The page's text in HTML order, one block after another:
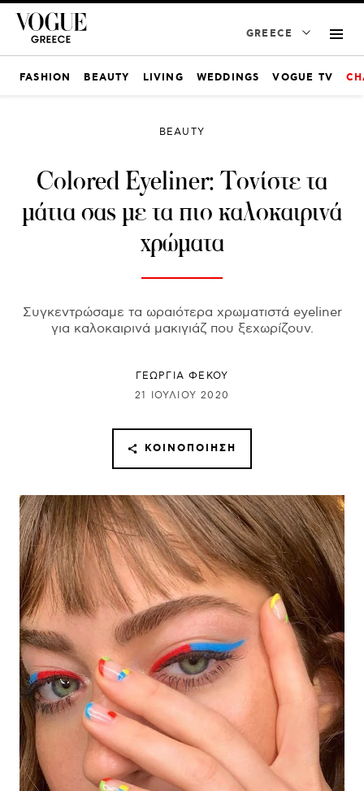
GREECE
FASHION BEAUTY LIVING WEDDINGS VOGUE TV
BEAUTY
Colored Eyeliner: Τονίστε τα
μάτια σας με τα πιο καλοκαιρινά
χρώματα
Συγκεντρώσαμε τα ωραιότερα χρωματιστά eyeliner
για καλοκαιρινά μακιγιάζ που ξεχωρίζουν.
ΓΕΩΡΓΙΑ ΦΕΚΟΥ
21 ΙΟΥΛΊΟΥ 2020
ΚΟΙΝΟΠΟΊΗΣΗ